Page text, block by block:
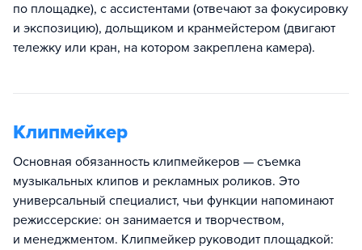
по площадке), с ассистентами (отвечают за фокусировку
и экспозицию), дольщиком и кранмейстером (двигают
тележку или кран, на котором закреплена камера).
Клипмейкер
Основная обязанность клипмейкеров — съемка
музыкальных клипов и рекламных роликов. Это
универсальный специалист, чьи функции напоминают
режиссерские: он занимается и творчеством,
и менеджментом. Клипмейкер руководит площадкой: